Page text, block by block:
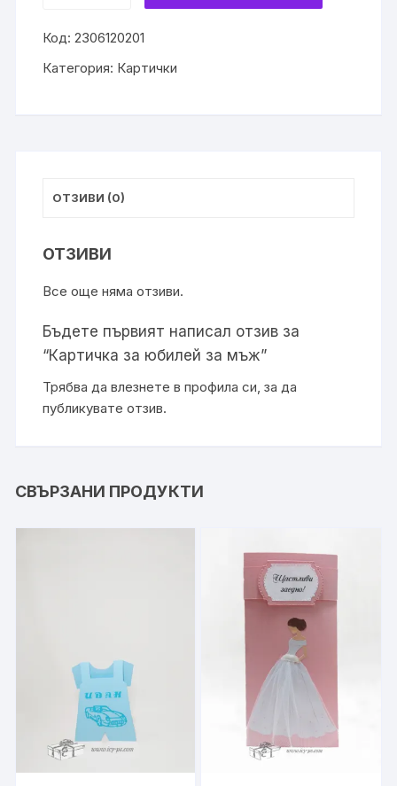
за
юбилей
Код:2306120201
Категория: Картички
ОТЗИВИ (0)
ОТЗИВИ
Все още няма отзиви.
Бъдете първият написал отзив за
“Картичка за юбилей за мъж”
Трябва давлезнете в профила си, за да
публикувате отзив.
СВЪРЗАНИ ПРОДУКТИ